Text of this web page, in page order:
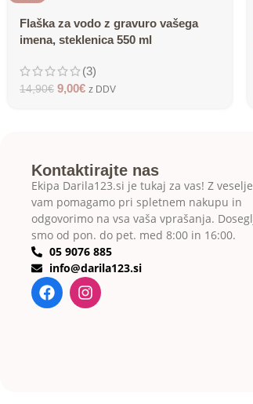
Flaška za vodo z gravuro vašega
imena, steklenica 550 ml
(3)
14,90€ 9,00€ z DDV
Kontaktirajte nas
Ekipa Darila123.si je tukaj za vas! Z
vam pomagamo pri spletnem nakupu in
odgovorimo na vsa vaša vprašanja.
smo od pon. do pet. med 8:00 in 16:00.
05 9076 885
info@darila123.si